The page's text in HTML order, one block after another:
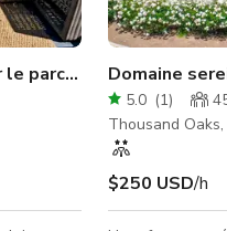
le parcours de golf
Domaine
5.0 (1)
Thousand Oaks,
$250 USD/h